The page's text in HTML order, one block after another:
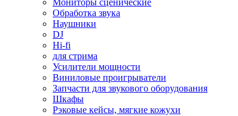
Мониторы сценические
Обработка звука
Наушники
DJ
Hi-fi
для стрима
Усилители мощности
Виниловые проигрыватели
Запчасти для звукового оборудования
Шкафы
Рэковые кейсы, мягкие кожухи